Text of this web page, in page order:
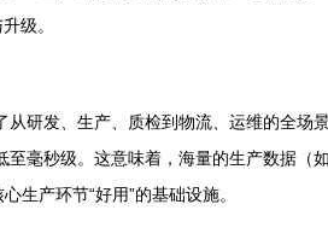
级。
研发、生产、质检到物流、运维的全
毫秒级。这意味着，海量的生产数据
生产环节“好用”的基础设施。